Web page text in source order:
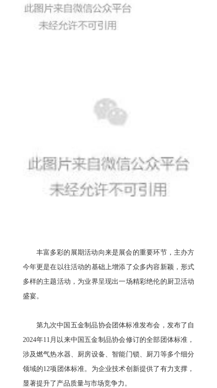
丰富多彩的展期活动向来是展会的重要环节，主办方
今年更是在以往活动的基础上增添了众多内容新颖，形式
多样的主题活动，为业界呈现出一场精彩绝伦的厨卫活动
盛宴。
第九次中国五金制品协会团体标准发布会，发布了自
2024年11月以来中国五金制品协会修订的全部团体标准，
涉及燃气热水器、厨房设备、智能门锁、厨刀等多个细分
领域的12项团体标准。为企业技术创新提供了有力支撑，
显著提升了产品质量与市场竞争力。